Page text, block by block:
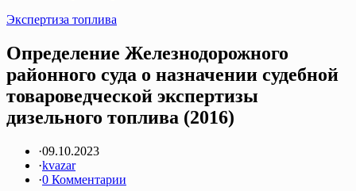
Экспертиза топлива
Определение Железнодорожного
районного суда о назначении судебной
товароведческой экспертизы
дизельного топлива (2016)
·09.10.2023
·kvazar
·0 Комментарии